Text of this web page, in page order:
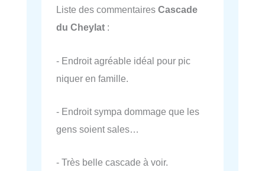
Liste des commentaires Cascade
du Cheylat :
- Endroit agréable idéal pour pic
niquer en famille.
- Endroit sympa dommage que les
gens soient sales…
- Très belle cascade à voir.